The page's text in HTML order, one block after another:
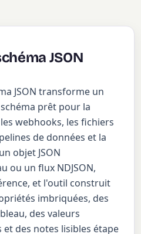
JSON
JSON transforme un
prêt pour la
webhooks, les fichiers
de données et la
objet JSON
ou un flux NDJSON,
et l'outil construit
imbriquées, des
des valeurs
et des notes lisibles étape